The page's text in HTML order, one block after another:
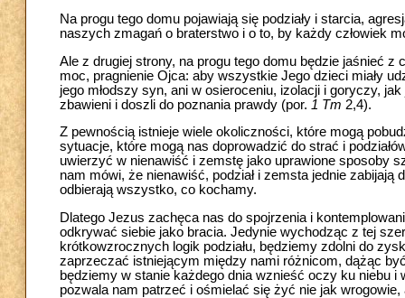
Na progu tego domu pojawiają się podziały i starcia,
naszych zmagań o braterstwo i o to, by każdy człowiek
Ale z drugiej strony, na progu tego domu będzie jaśnieć
moc, pragnienie Ojca: aby wszystkie Jego dzieci miały
jego młodszy syn, ani w osieroceniu, izolacji i goryczy,
zbawieni i doszli do poznania prawdy (por. 1 Tm 2,4).
Z pewnością istnieje wiele okoliczności, które mogą
sytuacje, które mogą nas doprowadzić do strać i
uwierzyć w nienawiść i zemstę jako uprawione sposoby
nam mówi, że nienawiść, podział i zemsta jednie
odbierają wszystko, co kochamy.
Dlatego Jezus zachęca nas do spojrzenia i
odkrywać siebie jako bracia. Jedynie wychodząc z tej
krótkowzrocznych logik podziału, będziemy zdolni do
zaprzeczać istniejącym między nami różnicom, dążąc
będziemy w stanie każdego dnia wznieść oczy ku niebu
pozwala nam patrzeć i ośmielać się żyć nie jak wrogowie,